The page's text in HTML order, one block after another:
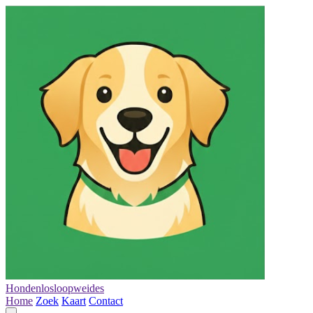
Hondenlosloopweides
Home Zoek Kaart Contact